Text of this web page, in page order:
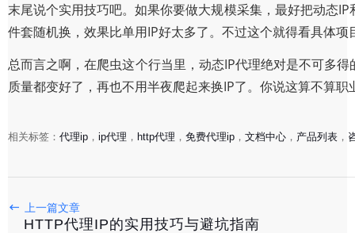
末尾说个实用技巧吧。如果你要做大规模采集，最好把动态
件套随机换，效果比单用IP好太多了。不过这个就得看具体
总而言之啊，在爬虫这个行当里，动态IP代理绝对是不可多
质量都变好了，再也不用半夜爬起来换IP了。你说这算不算职
相关标签： 代理ip ， ip代理 ， http代理 ， 免费代理ip ， 文档中心 ， 产品列表 ，
上一篇文章
HTTP代理IP的实用技巧与避坑指南